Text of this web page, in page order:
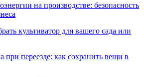
на производстве: безопасность
культиватор для вашего сада или
при переезде: как сохранить вещи в